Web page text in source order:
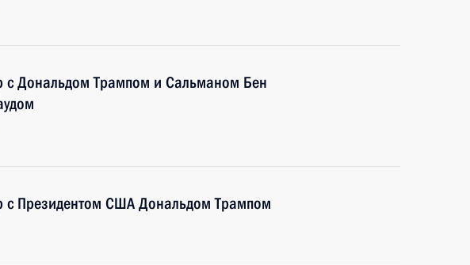
с Дональдом Трампом и Сальманом Бен
с Президентом США Дональдом Трампом